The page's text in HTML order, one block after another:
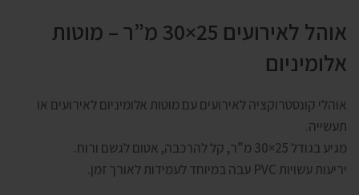
אוהל לאירועים 25×30 מ”ר – מוטות
אלומיניום
אוהלי קונסטרוקציה לאירועים עם מוטות אלומיניום לאירועים או
תעשייה.
מגיע בגודל 25×30 מ”ר, קל להרכבה, אטום לגשם ורוח.
יריעות עשויות PVC עבה במיוחד לעמידות לאורך זמן.